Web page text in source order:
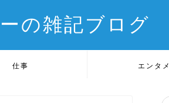
の雑記ブログ
仕事 エンタメ